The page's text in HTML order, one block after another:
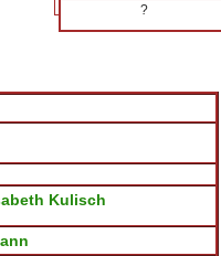
?
Kulisch